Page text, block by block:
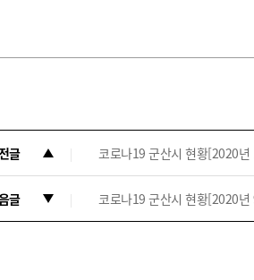
글 코로나19 군산시 현황[2020
글 코로나19 군산시 현황[2020